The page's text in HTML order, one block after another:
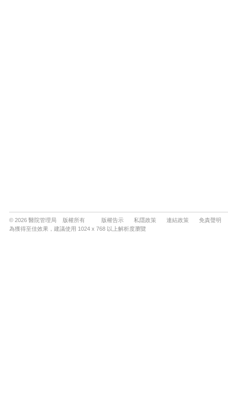
© 2026 醫院管理局 版權所有 版權告示 私隱政策 連結政策
免責聲明
為獲得至佳效果，建議使用 1024 x 768 以上解析度瀏覽